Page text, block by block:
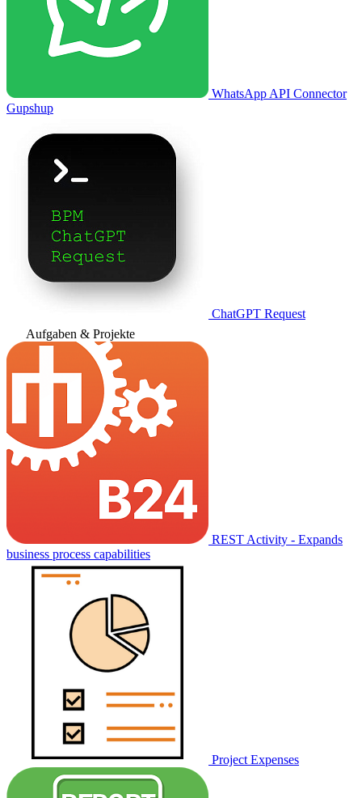
WhatsApp API Connector
Gupshup
ChatGPT Request
Aufgaben & Projekte
REST Activity - Expands
business process capabilities
Project Expenses